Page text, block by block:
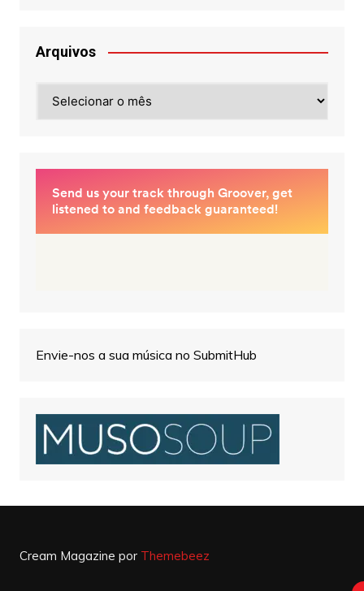
Arquivos
Envie-nos a sua música no SubmitHub
Cream Magazine por Themebeez